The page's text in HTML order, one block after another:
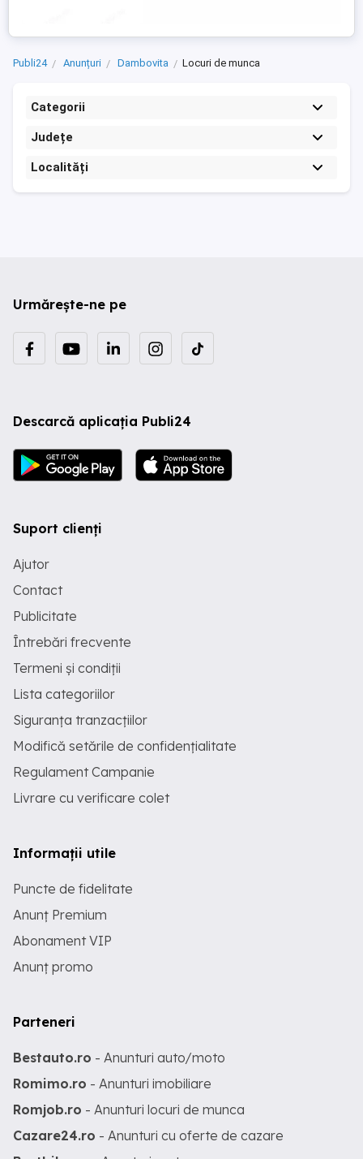
illemhelyek vagy mosdók, szállodák
Követelmények: ...
Publi24 Anunțuri Dambovita Locuri de munca
Categorii
Județe
Localități
Urmărește-ne pe
Descarcă aplicația Publi24
Suport clienți
Ajutor
Contact
Publicitate
Întrebări frecvente
Termeni și condiții
Lista categoriilor
Siguranța tranzacțiilor
Modifică setările de confidențialitate
Regulament Campanie
Livrare cu verificare colet
Informații utile
Puncte de fidelitate
Anunț Premium
Abonament VIP
Anunț promo
Parteneri
Bestauto.ro - Anunturi auto/moto
Romimo.ro - Anunturi imobiliare
Romjob.ro - Anunturi locuri de munca
Cazare24.ro - Anunturi cu oferte de cazare